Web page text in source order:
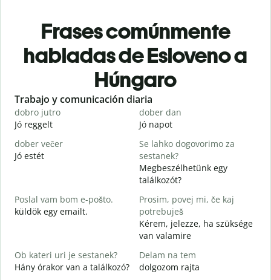
Frases comúnmente
habladas de Esloveno a
Húngaro
Slide 1 of 6
Trabajo y comunicación diaria
dobro jutro
Jó reggelt
dober dan
Jó napot
dober večer
Jó estét
Se lahko dogovorimo za
sestanek?
Megbeszélhetünk egy
találkozót?
Poslal vam bom e-pošto.
küldök egy emailt.
Prosim, povej mi, če kaj
potrebuješ
Kérem, jelezze, ha szüksége
van valamire
Ob kateri uri je sestanek?
Hány órakor van a találkozó?
Delam na tem
dolgozom rajta